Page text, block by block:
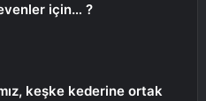
için… ?
keşke kederine ortak